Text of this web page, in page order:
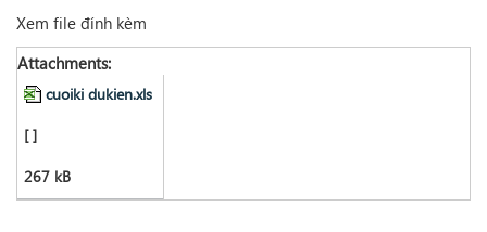
Xem file đính kèm
Attachments:
cuoiki dukien.xls
[ ]
267 kB